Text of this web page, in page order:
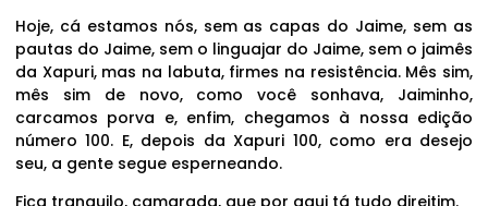
Hoje, cá estamos nós, sem as capas do Jaime, sem as
pautas do Jaime, sem o linguajar do Jaime, sem o jaimês
da Xapuri, mas na labuta, firmes na resistência. Mês sim,
mês sim de novo, como você sonhava, Jaiminho,
carcamos porva e, enfim, chegamos à nossa edição
número 100. E, depois da Xapuri 100, como era desejo
seu, a gente segue esperneando.